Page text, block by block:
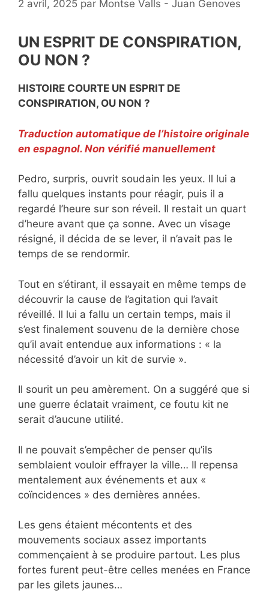
2 avril, 2025 par Montse Valls - Juan Genoves
UN ESPRIT DE CONSPIRATION,
OU NON ?
HISTOIRE COURTE UN ESPRIT DE
CONSPIRATION, OU NON ?
Traduction automatique de l’histoire originale
en espagnol. Non vérifié manuellement
Pedro, surpris, ouvrit soudain les yeux. Il lui a
fallu quelques instants pour réagir, puis il a
regardé l’heure sur son réveil. Il restait un quart
d’heure avant que ça sonne. Avec un visage
résigné, il décida de se lever, il n’avait pas le
temps de se rendormir.
Tout en s’étirant, il essayait en même temps de
découvrir la cause de l’agitation qui l’avait
réveillé. Il lui a fallu un certain temps, mais il
s’est finalement souvenu de la dernière chose
qu’il avait entendue aux informations : « la
nécessité d’avoir un kit de survie ».
Il sourit un peu amèrement. On a suggéré que si
une guerre éclatait vraiment, ce foutu kit ne
serait d’aucune utilité.
Il ne pouvait s’empêcher de penser qu’ils
semblaient vouloir effrayer la ville… Il repensa
mentalement aux événements et aux «
coïncidences » des dernières années.
Les gens étaient mécontents et des
mouvements sociaux assez importants
commençaient à se produire partout. Les plus
fortes furent peut-être celles menées en France
par les gilets jaunes…